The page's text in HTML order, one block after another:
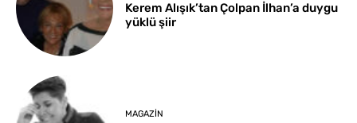
Kerem Alışık’tan Çolpan İlhan’a duygu
yüklü şiir
MAGAZIN